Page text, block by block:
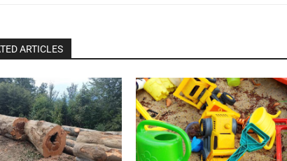
ARTICLES